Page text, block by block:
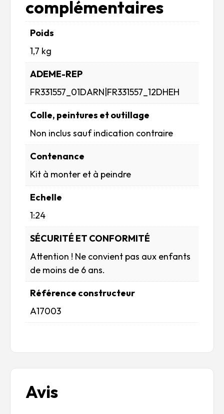
complémentaires
Poids
1,7 kg
ADEME-REP
FR331557_01DARN|FR331557_12DHEH
Colle, peintures et outillage
Non inclus sauf indication contraire
Contenance
Kit à monter et à peindre
Echelle
1:24
SÉCURITÉ ET CONFORMITÉ
Attention ! Ne convient pas aux enfants
de moins de 6 ans.
Référence constructeur
A17003
Avis